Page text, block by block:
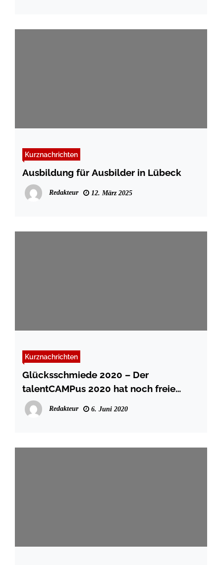
Kurznachrichten
Ausbildung für Ausbilder in Lübeck
Redakteur 12. März 2025
Kurznachrichten
Glücksschmiede 2020 – Der
talentCAMPus 2020 hat noch freie
Plätze
Redakteur 6. Juni 2020